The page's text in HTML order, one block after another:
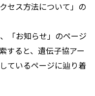
セス方法について」の
「お知らせ」のページ
すると、遺伝子協アー
ているページに辿り着